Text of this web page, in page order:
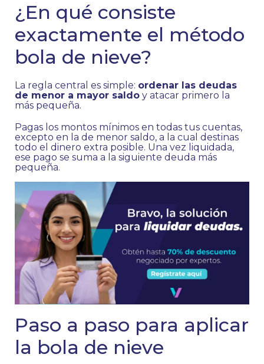
¿En qué consiste
exactamente el método
bola de nieve?
La regla central es simple: ordenar las deudas
de menor a mayor saldo y atacar primero la
más pequeña.
Pagas los montos mínimos en todas tus cuentas,
excepto en la de menor saldo, a la cual destinas
todo el dinero extra posible. Una vez liquidada,
ese pago se suma a la siguiente deuda más
pequeña.
Paso a paso para aplicar
la bola de nieve